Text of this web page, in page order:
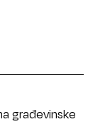
građevinske